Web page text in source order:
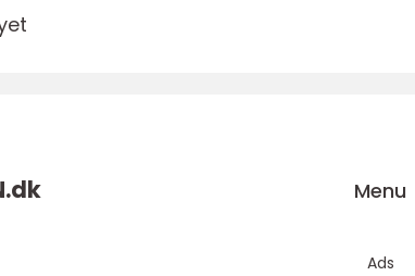
dk Menu
Ads